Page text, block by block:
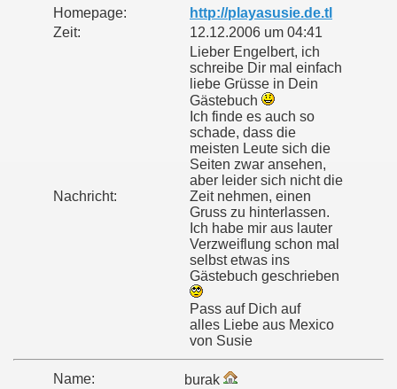
Homepage:
http://playasusie.de.tl
Zeit:
12.12.2006 um 04:41
Nachricht:
Lieber Engelbert, ich
schreibe Dir mal einfach
liebe Grüsse in Dein
Gästebuch
Ich finde es auch so
schade, dass die
meisten Leute sich die
Seiten zwar ansehen,
aber leider sich nicht die
Zeit nehmen, einen
Gruss zu hinterlassen.
Ich habe mir aus lauter
Verzweiflung schon mal
selbst etwas ins
Gästebuch geschrieben
Pass auf Dich auf
alles Liebe aus Mexico
von Susie
Name:
burak